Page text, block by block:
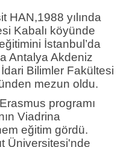
HAN,1988 yılında
Kabalı köyünde
İstanbul’da
Antalya Akdeniz
Bilimler Fakültesi
mezun oldu.
programı
Viadrina
eğitim gördü.
Üniversitesi'nde